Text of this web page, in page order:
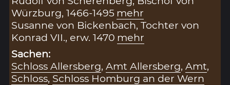
Würzburg, 1466-1495 mehr
Susanne von Bickenbach, Tochter von
Konrad VII., erw. 1470 mehr
Sachen:
Schloss Allersberg,Amt Allersberg,Amt,
Schloss, Schloss Homburg an der Wern